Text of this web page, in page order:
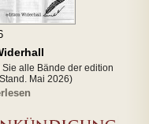
Sie alle Bände der edition
Mai 2026)